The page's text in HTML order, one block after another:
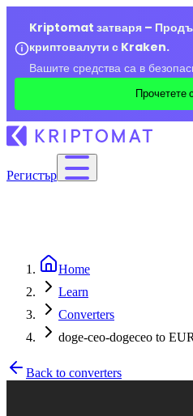
Kriptomat затваря –
криптовалути с Kraken.
Вашите средства са в
Прочетете
Регистър
Home
Learn
Converters
doge-ceo-dogeceo to EUR
Back to converters